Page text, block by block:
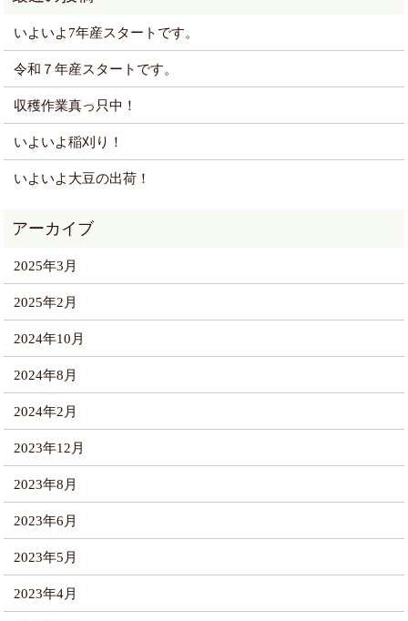
いよいよ7年産スタートです。
令和７年産スタートです。
収穫作業真っ只中！
いよいよ稲刈り！
いよいよ大豆の出荷！
2025年3月
2025年2月
2024年10月
2024年8月
2024年2月
2023年12月
2023年8月
2023年6月
2023年5月
2023年4月